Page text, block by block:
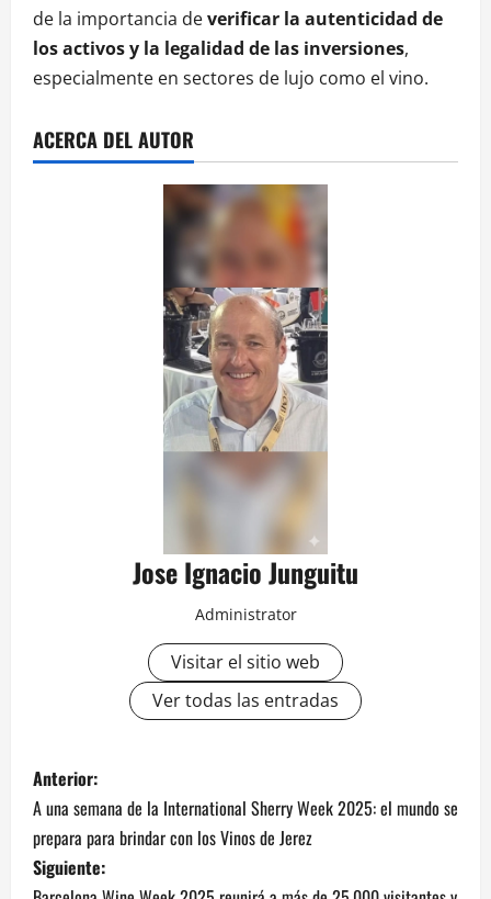
de la importancia deverificar la autenticidad de
los activos y la legalidad de las inversiones,
especialmente en sectores de lujo como el vino.
ACERCA DEL AUTOR
Jose Ignacio Junguitu
Administrator
Visitar el sitio web
Ver todas las entradas
N
a
v
Anterior:
A una semana de la International Sherry Week 2025: el mundo se
prepara para brindar con los Vinos de Jerez
Siguiente: